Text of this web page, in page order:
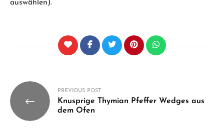
auswählen).
Beitragsnavigation
PREVIOUS POST
Knusprige Thymian Pfeffer Wedges aus
dem Ofen